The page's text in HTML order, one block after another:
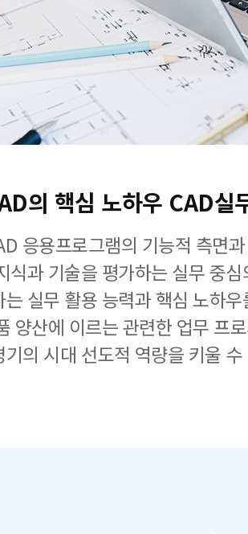
의 핵심 노하우 CAD실
응용프로그램의 기능적 측면
식과 기술을 평가하는 실무 중
는 실무 활용 능력과 핵심 노하
양산에 이르는 관련한 업무 프
기의 시대 선도적 역량을 키울